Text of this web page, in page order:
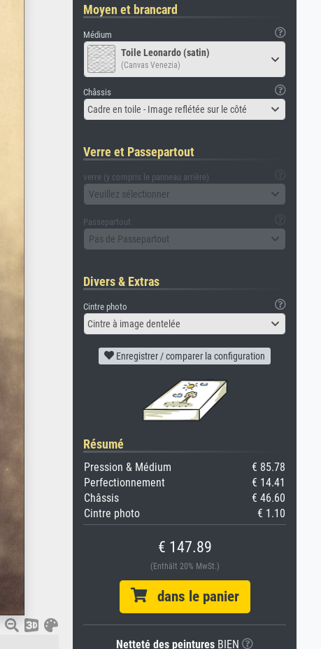
Moyen et brancard
Médium
Toile Leonardo (satin)
(Canvas Venezia)
Châssis
Cadre en toile - Image reflétée sur le côté
Verre et Passepartout
verre (y compris le panneau arrière)
Veuillez sélectionner
Passepartout
Pas de Passepartout
Divers & Extras
Cintre photo
Cintre à image dentelée
Enregistrer / comparer la configuration
Résumé
Pression & Médium
€ 85.78
Perfectionnement
€ 14.41
Châssis
€ 46.60
Cintre photo
€ 1.10
€ 147.89
(Enthält 20% MwSt.)
dans le panier
Netteté des peintures BIEN